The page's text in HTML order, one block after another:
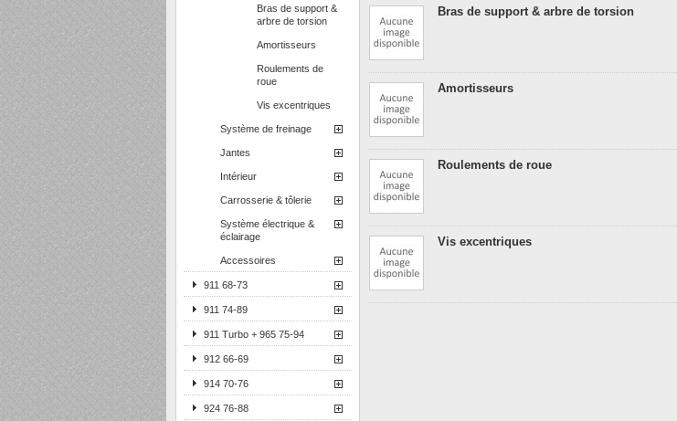
Bras de support &
arbre de torsion
Amortisseurs
Roulements de
roue
Vis excentriques
Système de freinage
Jantes
Intérieur
Carrosserie & tôlerie
Système électrique &
éclairage
Accessoires
911 68-73
911 74-89
911 Turbo + 965 75-94
912 66-69
914 70-76
924 76-88
Bras de support & arbre de torsion
Amortisseurs
Roulements de roue
Vis excentriques